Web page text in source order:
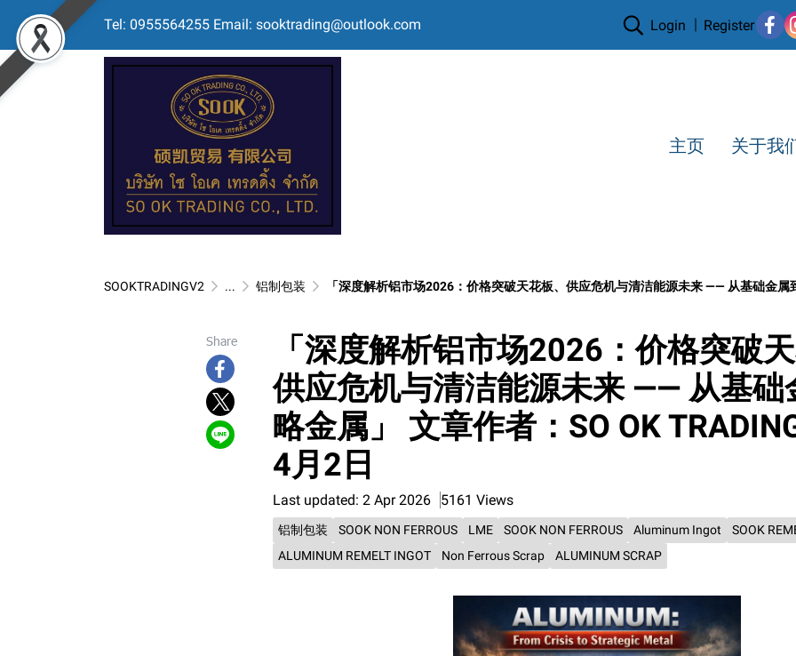
Tel: 0955564255 Email: sooktrading@outlook.com Login Register
主页 关于我
SOOKTRADINGV2 ... 铝制包装 「深度解析铝市场2026：价格突破天花板、供应危机与清洁能源未来 —— 从基础金属到
Share
「深度解析铝市场2026：价格突破
供应危机与清洁能源未来 —— 从基础
略金属」 文章作者：SO OK
4月2日
Last updated: 2 Apr 2026 5161 Views
铝制包装 SOOK NON FERROUS LME SOOK NON FERROUS Aluminum Ingot
SOOK
ALUMINUM REMELT INGOT
Non Ferrous Scrap ALUMINUM SCRAP